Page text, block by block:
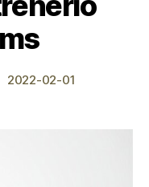
2022-02-01